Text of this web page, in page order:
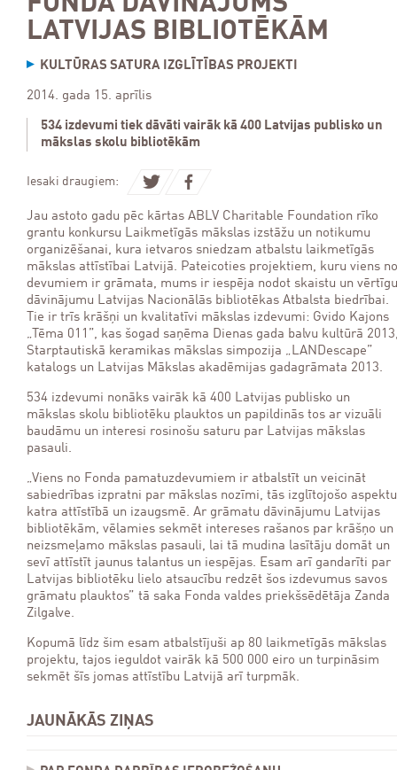
LATVIJAS BIBLIOTĒKĀM
KULTŪRAS SATURA IZGLĪTĪBAS PROJEKTI
2014. gada 15. aprīlis
534 izdevumi tiek dāvāti vairāk kā 400 Latvijas publisko un
mākslas skolu bibliotēkām
Iesaki draugiem:
Jau astoto gadu pēc kārtas ABLV Charitable Foundation rīko
grantu konkursu Laikmetīgās mākslas izstāžu un notikumu
organizēšanai, kura ietvaros sniedzam atbalstu laikmetīgās
mākslas attīstībai Latvijā. Pateicoties projektiem, kuru viens no
devumiem ir grāmata, mums ir iespēja nodot skaistu un vērtīgu
dāvinājumu Latvijas Nacionālās bibliotēkas Atbalsta biedrībai.
Tie ir trīs krāšņi un kvalitatīvi mākslas izdevumi: Gvido Kajons
„Tēma 011”, kas šogad saņēma Dienas gada balvu kultūrā
Starptautiskā keramikas mākslas simpozija „LANDescape”
katalogs un Latvijas Mākslas akadēmijas gadagrāmata 2013.
534 izdevumi nonāks vairāk kā 400 Latvijas publisko un
mākslas skolu bibliotēku plauktos un papildinās tos ar vizuāli
baudāmu un interesi rosinošu saturu par Latvijas mākslas
pasauli.
„Viens no Fonda pamatuzdevumiem ir atbalstīt un veicināt
sabiedrības izpratni par mākslas nozīmi, tās izglītojošo aspektu
katra attīstībā un izaugsmē. Ar grāmatu dāvinājumu Latvijas
bibliotēkām, vēlamies sekmēt intereses rašanos par krāšņo un
neizsmeļamo mākslas pasauli, lai tā mudina lasītāju domāt un
sevī attīstīt jaunus talantus un iespējas. Esam arī gandarīti par
Latvijas bibliotēku lielo atsaucību redzēt šos izdevumus savos
grāmatu plauktos” tā saka Fonda valdes priekšsēdētāja Zanda
Zilgalve.
Kopumā līdz šim esam atbalstījuši ap 80 laikmetīgās mākslas
projektu, tajos ieguldot vairāk kā 500 000 eiro un turpināsim
sekmēt šīs jomas attīstību Latvijā arī turpmāk.
JAUNĀKĀS ZIŅAS